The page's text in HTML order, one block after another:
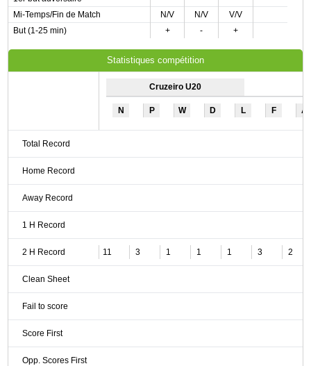
Mi-Temps/Fin de Match
N/V N/V
V/V
But (1-25 min)
+ - +
Statistiques compétition
Cruzeiro U20
N P W D L F A
Total Record
Home Record
Away Record
1 H Record
2 H Record 11 3 1 1 1 3 2
Clean Sheet
Fail to score
Score First
Opp. Scores First